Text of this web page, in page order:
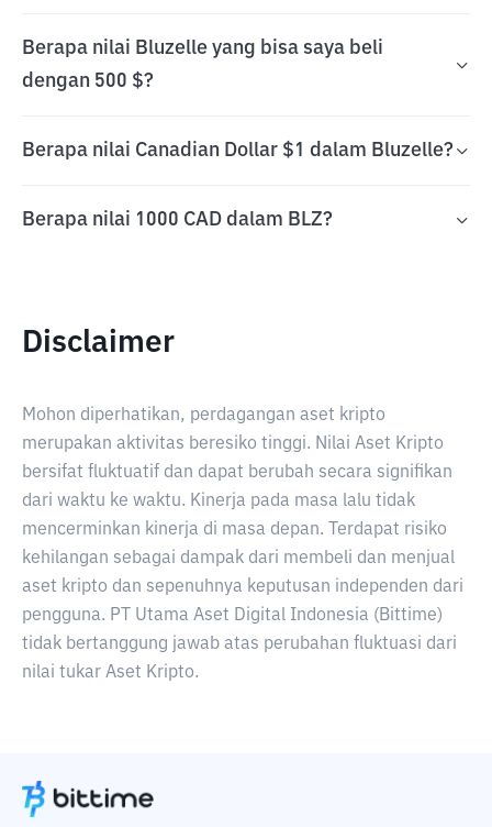
Berapa nilai Bluzelle yang bisa saya beli
dengan 500 $?
Berapa nilai Canadian Dollar $1 dalam Bluzelle?
Berapa nilai 1000 CAD dalam BLZ?
Disclaimer
Mohon diperhatikan, perdagangan aset kripto
merupakan aktivitas beresiko tinggi. Nilai Aset Kripto
bersifat fluktuatif dan dapat berubah secara signifikan
dari waktu ke waktu. Kinerja pada masa lalu tidak
mencerminkan kinerja di masa depan. Terdapat risiko
kehilangan sebagai dampak dari membeli dan menjual
aset kripto dan sepenuhnya keputusan independen dari
pengguna. PT Utama Aset Digital Indonesia (Bittime)
tidak bertanggung jawab atas perubahan fluktuasi dari
nilai tukar Aset Kripto.